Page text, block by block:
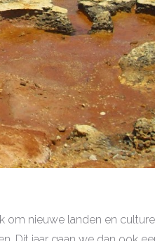
om nieuwe landen en